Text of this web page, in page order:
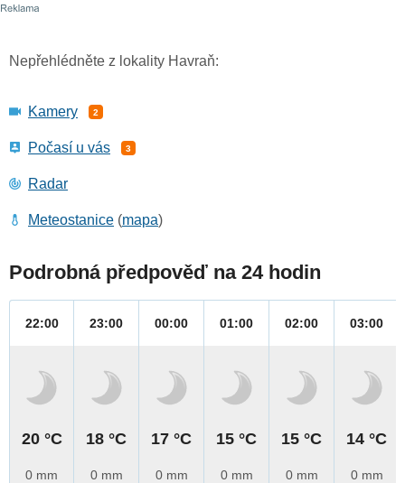
Nepřehlédněte z lokality Havraň:
Kamery 2
Počasí u vás 3
Radar
Meteostanice (mapa)
Podrobná předpověď na 24 hodin
22:00
20 °C
0 mm
23:00
18 °C
0 mm
00:00
17 °C
0 mm
01:00
15 °C
0 mm
02:00
15 °C
0 mm
03:00
14 °C
0 mm